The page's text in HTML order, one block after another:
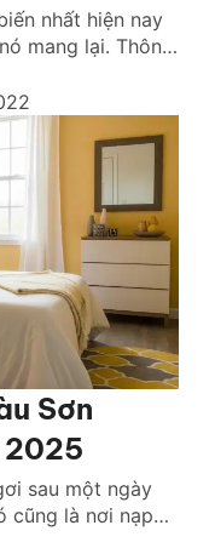
nhất hiện nay
mang lại. Thông
hỗ trợ nhau
hiểu ngay cách
Sơn
2025
sau một ngày
cũng là nơi nạp